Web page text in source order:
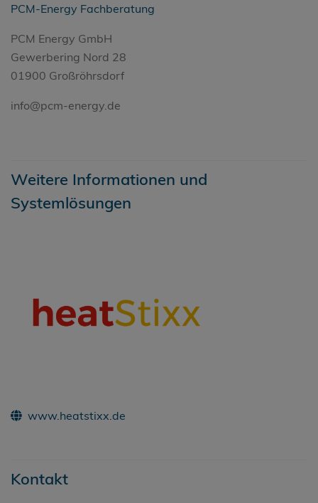
PCM-Energy Fachberatung
PCM Energy GmbH
Gewerbering Nord 28
01900 Großröhrsdorf
info@pcm-energy.de
Weitere Informationen und
Systemlösungen
www.heatstixx.de
Kontakt